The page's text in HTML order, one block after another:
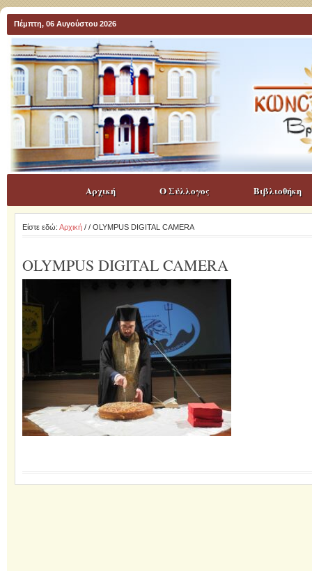
Πέμπτη, 06 Αυγούστου 2026
Αρχική Ο Σύλλογος Βιβλιοθήκη
Είστε εδώ: Αρχική/ / OLYMPUS DIGITAL CAMERA
OLYMPUS DIGITAL CAMERA